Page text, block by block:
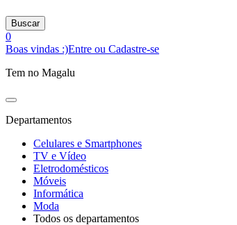
Buscar
0
Boas vindas :)Entre ou Cadastre-se
Tem no Magalu
Departamentos
Celulares e Smartphones
TV e Vídeo
Eletrodomésticos
Móveis
Informática
Moda
Todos os departamentos